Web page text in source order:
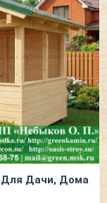
Для Дачи, Дома